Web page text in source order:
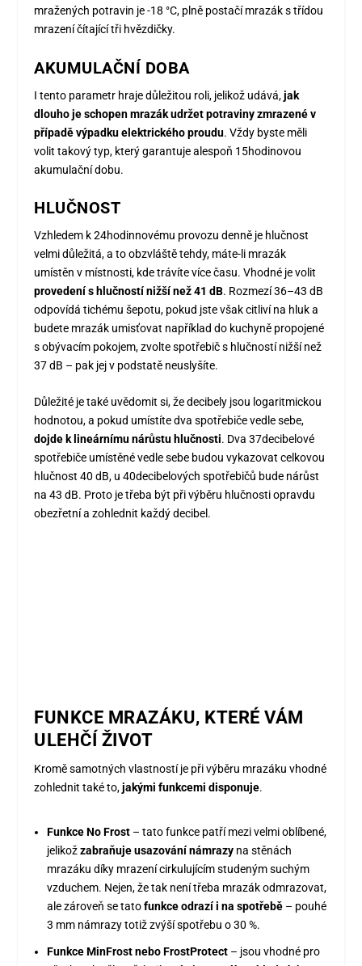
mražených potravin je -18 °C, plně postačí mrazák s třídou
mrazení čítající tři hvězdičky.
AKUMULAČNÍ DOBA
I tento parametr hraje důležitou roli, jelikož udává,jak
dlouho je schopen mrazák udržet potraviny zmrazené v
případě výpadku elektrického proudu. Vždy byste měli
volit takový typ, který garantuje alespoň 15hodinovou
akumulační dobu.
HLUČNOST
Vzhledem k 24hodinnovému provozu denně je hlučnost
velmi důležitá, a to obzvláště tehdy, máte-li mrazák
umístěn v místnosti, kde trávíte více času. Vhodné je volit
provedení s hlučností nižší než 41 dB. Rozmezí 36–43 dB
odpovídá tichému šepotu, pokud jste však citliví na hluk a
budete mrazák umisťovat například do kuchyně propojené
s obývacím pokojem, zvolte spotřebič s hlučností nižší než
37 dB – pak jej v podstatě neuslyšíte.
Důležité je také uvědomit si, že decibely jsou logaritmickou
hodnotou, a pokud umístíte dva spotřebiče vedle sebe,
dojde k lineárnímu nárůstu hlučnosti. Dva 37decibelové
spotřebiče umístěné vedle sebe budou vykazovat celkovou
hlučnost 40 dB, u 40decibelových spotřebičů bude nárůst
na 43 dB. Proto je třeba být při výběru hlučnosti opravdu
obezřetní a zohlednit každý decibel.
FUNKCE MRAZÁKU, KTERÉ VÁM
ULEHČÍ ŽIVOT
Kromě samotných vlastností je při výběru mrazáku vhodné
zohlednit také to,jakými funkcemi disponuje.
Funkce No Frost – tato funkce patří mezi velmi oblíbené,
jelikožzabraňuje usazování námrazy na stěnách
mrazáku díky mrazení cirkulujícím studeným suchým
vzduchem. Nejen, že tak není třeba mrazák odmrazovat,
ale zároveň se tatofunkce odrazí i na spotřebě – pouhé
3 mm námrazy totiž zvýší spotřebu o 30 %.
Funkce MinFrost nebo FrostProtect – jsou vhodné pro